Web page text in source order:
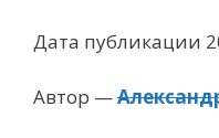
Дата публикации
Автор —